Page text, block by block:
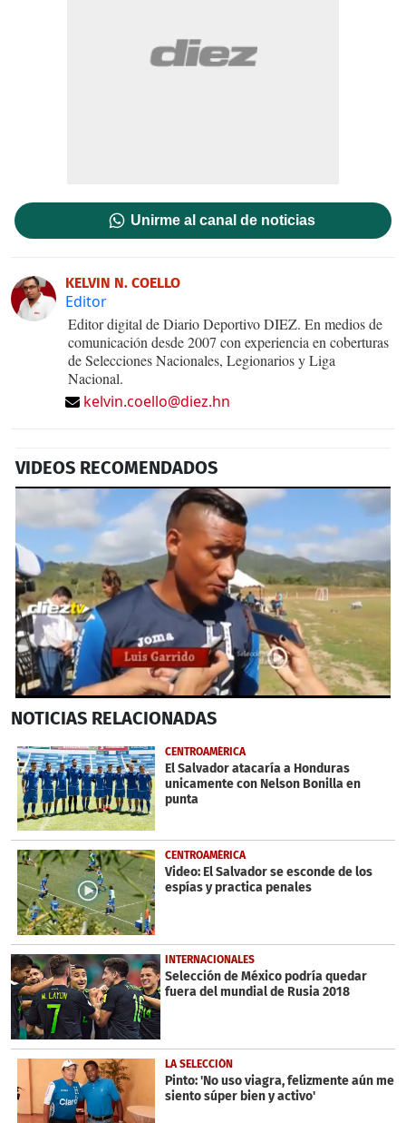
Unirme al canal de noticias
KELVIN N. COELLO
Editor
Editor digital de Diario Deportivo DIEZ. En medios de
comunicación desde 2007 con experiencia en coberturas
de Selecciones Nacionales, Legionarios y Liga
Nacional.
kelvin.coello@diez.hn
VIDEOS RECOMENDADOS
seconds
29
seconds
NOTICIAS RELACIONADAS
CENTROAMÉRICA
El Salvador atacaría a Honduras
unicamente con Nelson Bonilla en
punta
CENTROAMÉRICA
Video: El Salvador se esconde de los
espías y practica penales
INTERNACIONALES
Selección de México podría quedar
fuera del mundial de Rusia 2018
LA SELECCIÓN
Pinto: 'No uso viagra, felizmente aún me
siento súper bien y activo'